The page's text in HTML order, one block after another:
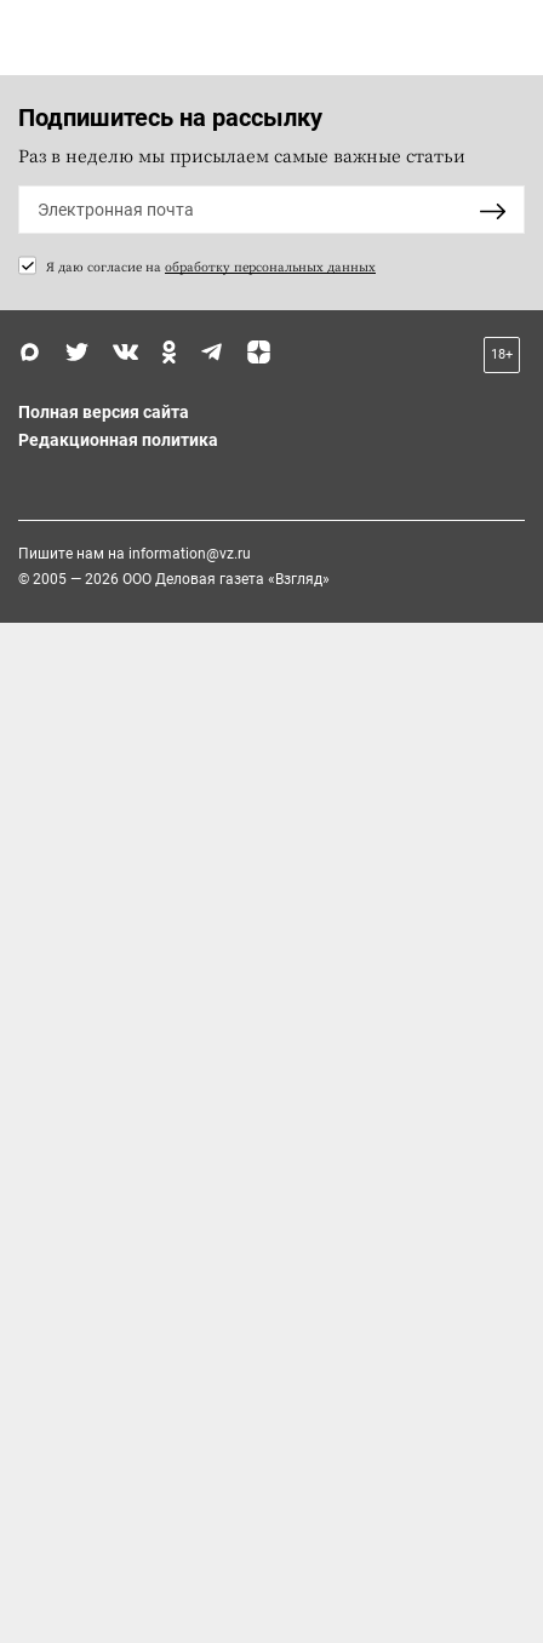
Подпишитесь на рассылку
Раз в неделю мы присылаем самые важные статьи
Я даю согласие на обработку персональных данных
18+
Полная версия сайта
Редакционная политика
Пишите нам на information@vz.ru
© 2005 — 2026 ООО Деловая газета «Взгляд»